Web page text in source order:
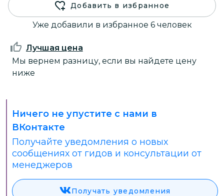
Добавить в избранное
Уже добавили в избранное 6 человек
Лучшая цена
Мы вернем разницу, если вы найдете цену
ниже
Ничего не упустите с нами в
ВКонтакте
Получайте уведомления о новых
сообщениях от гидов и консультации от
менеджеров
Получать уведомления